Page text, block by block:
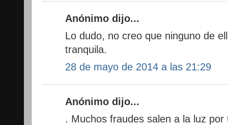
Anónimo dijo...
Lo dudo, no creo que ninguno de
tranquila.
28 de mayo de 2014 a las 21:29
Anónimo dijo...
. Muchos fraudes salen a la luz por